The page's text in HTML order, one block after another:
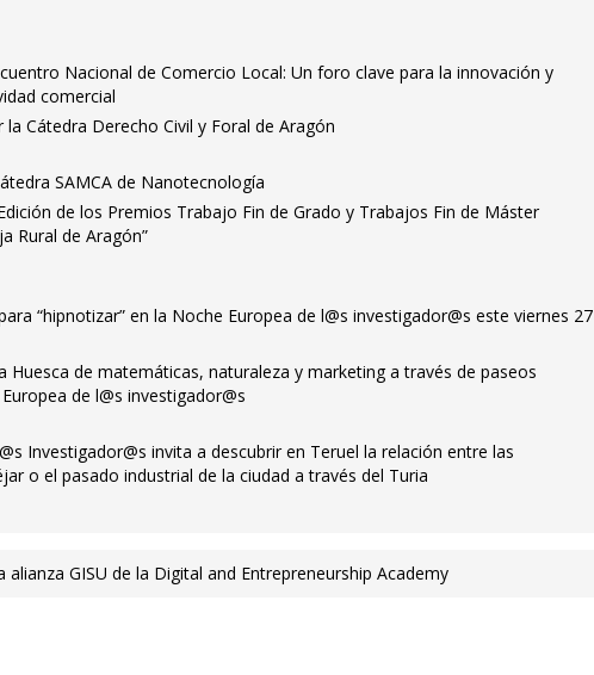
Nacional de Comercio Local: Un foro clave para la innovación y
comercial
la Cátedra Derecho Civil y Foral de Aragón
SAMCA de Nanotecnología
de los Premios Trabajo Fin de Grado y Trabajos Fin de Máster
Rural de Aragón”
“hipnotizar” en la Noche Europea de l@s investigador@s este viernes 27
Huesca de matemáticas, naturaleza y marketing a través de paseos
de l@s investigador@s
Investigador@s invita a descubrir en Teruel la relación entre las
o el pasado industrial de la ciudad a través del Turia
alianza GISU de la Digital and Entrepreneurship Academy